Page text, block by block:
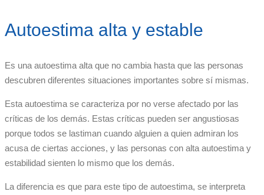
Autoestima alta y estable
Es una autoestima alta que no cambia hasta que las personas
descubren diferentes situaciones importantes sobre sí mismas.
Esta autoestima se caracteriza por no verse afectado por las
críticas de los demás. Estas críticas pueden ser angustiosas
porque todos se lastiman cuando alguien a quien admiran los
acusa de ciertas acciones, y las personas con alta autoestima y
estabilidad sienten lo mismo que los demás.
La diferencia es que para este tipo de autoestima, se interpreta